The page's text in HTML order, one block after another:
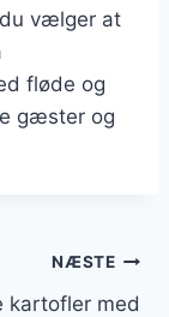
vælger at
fløde og
gæster og
NÆSTE
kartofler med